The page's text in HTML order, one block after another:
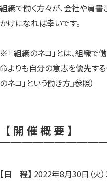
組織で働く方々が、会社や肩書
かけになれば幸いです。
※「 組織のネコ」とは、組織で
命よりも自分の意志を優先する
のネコ」という働き方』参照）
【 開 催 概 要 】
￣￣￣￣￣￣￣￣￣
【日 程】 2022年8月30日（火